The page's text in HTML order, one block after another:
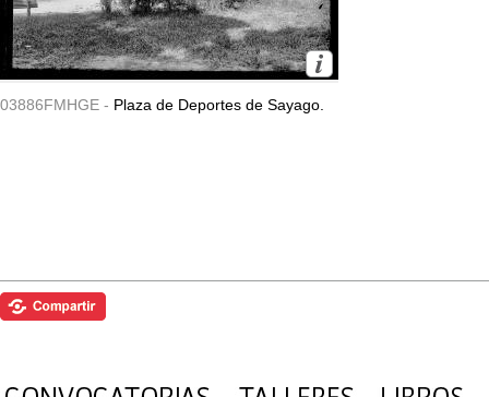
03886FMHGE - Plaza de Deportes de Sayago.